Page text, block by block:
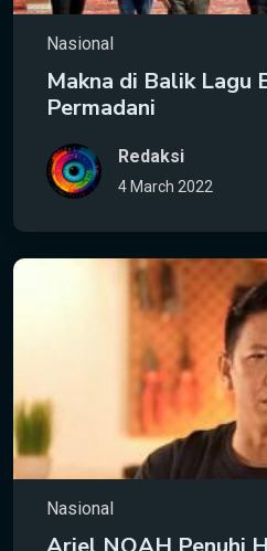
Nasional
Makna di Balik Lagu
Permadani
Redaksi
4 March 2022
Nasional